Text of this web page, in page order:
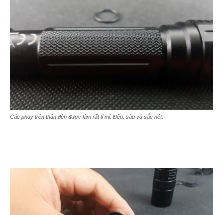
Các phay trên thân đèn được làm rất tỉ mỉ. Đều, sâu và sắc nét.